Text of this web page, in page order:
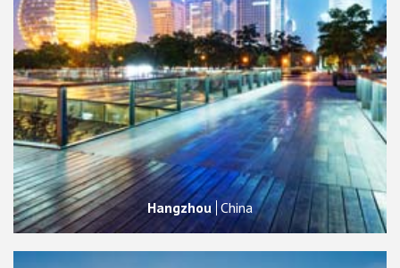
Hangzhou China